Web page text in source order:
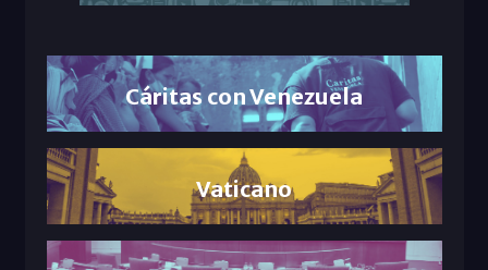
Cáritas con Venezuela
Vaticano